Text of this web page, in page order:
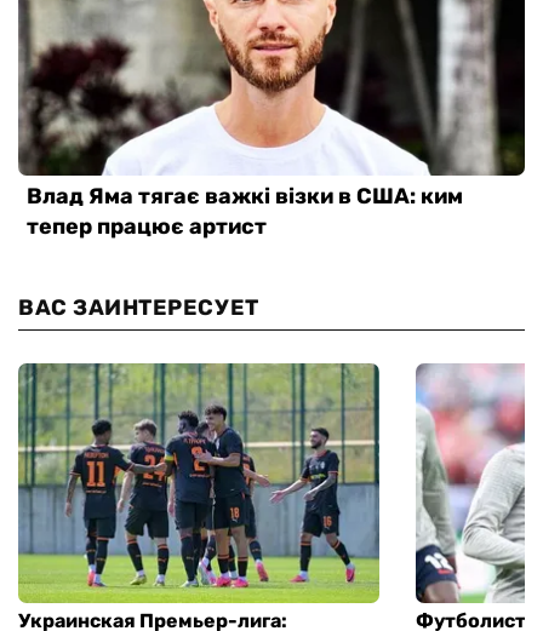
ВАС ЗАИНТЕРЕСУЕТ
Украинская Премьер-лига:
Футболист